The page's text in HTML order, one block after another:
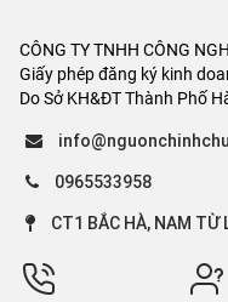
CÔNG TY TNHH CÔNG
Giấy phép đăng ký kinh
Do Sở KH&ĐT Thành Phố
0965533958
CT1 BẮC HÀ, NAM TỪ